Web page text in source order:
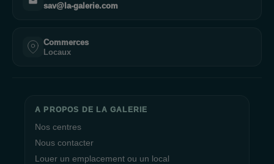
sav@la-galerie.com
Commerces
Locaux
A PROPOS DE LA GALERIE
Nos centres
Nous contacter
Louer un emplacement ou un local